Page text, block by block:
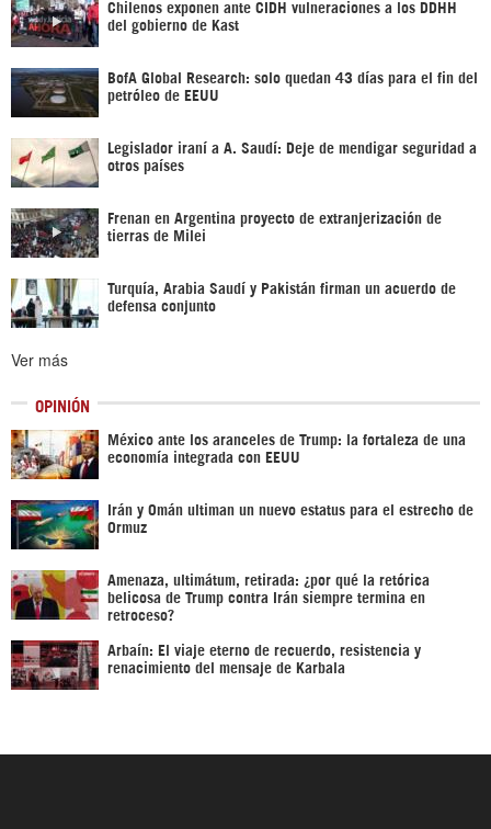
Chilenos exponen ante CIDH vulneraciones a los DDHH
del gobierno de Kast
BofA Global Research: solo quedan 43 días para el fin del
petróleo de EEUU
Legislador iraní a A. Saudí: Deje de mendigar seguridad a
otros países
Frenan en Argentina proyecto de extranjerización de
tierras de Milei
Turquía, Arabia Saudí y Pakistán firman un acuerdo de
defensa conjunto
Ver más
OPINIÓN
México ante los aranceles de Trump: la fortaleza de una
economía integrada con EEUU
Irán y Omán ultiman un nuevo estatus para el estrecho de
Ormuz
Amenaza, ultimátum, retirada: ¿por qué la retórica
belicosa de Trump contra Irán siempre termina en
retroceso?
Arbaín: El viaje eterno de recuerdo, resistencia y
renacimiento del mensaje de Karbala